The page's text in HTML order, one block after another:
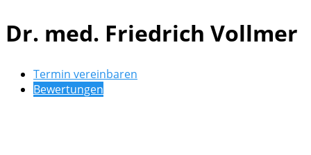
Dr. med. Friedrich Vollmer
Termin vereinbaren
Bewertungen